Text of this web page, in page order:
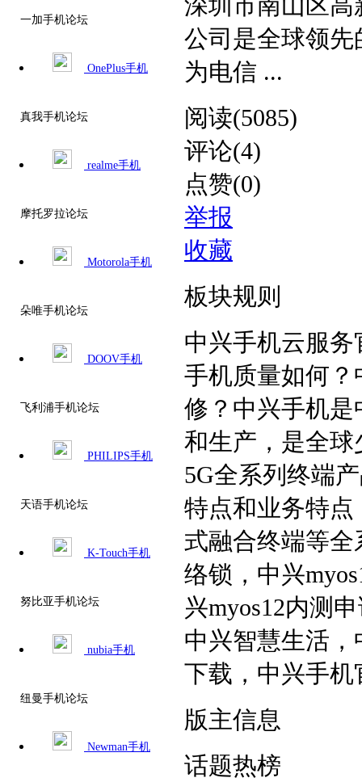
一加手机论坛
OnePlus手机
真我手机论坛
realme手机
摩托罗拉论坛
Motorola手机
朵唯手机论坛
DOOV手机
飞利浦手机论坛
PHILIPS手机
天语手机论坛
K-Touch手机
努比亚手机论坛
nubia手机
纽曼手机论坛
Newman手机
深圳市南山区
公司是全球领
为电信 ...
阅读(5085)
评论(4)
点赞(0)
举报
收藏
板块规则
中兴手机云服
手机质量如何
修？中兴手机是
和生产，是全球
5G全系列终端
特点和业务特
式融合终端等
络锁，中兴
兴myos12内测
中兴智慧生活，
下载，中兴手机
版主信息
话题热榜